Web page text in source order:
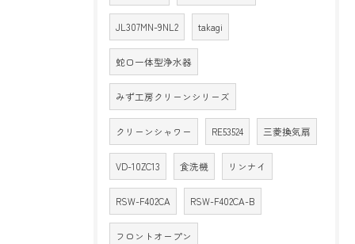
JL307MN-9NL2 takagi
蛇口一体型浄水器
みず工房クリーンシリーズ
クリーンシャワー RE53524 三菱換気扇
VD-10ZC13 食洗機 リンナイ
RSW-F402CA RSW-F402CA-B
フロントオープン